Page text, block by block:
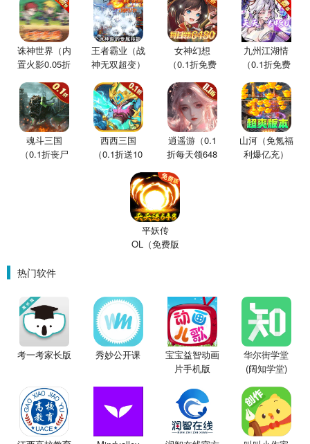
诛神世界（内
置火影0.05折
王者霸业（战
神无双超变）
女神幻想
（0.1折免费
九州江湖情
（0.1折免费
魂斗三国
（0.1折丧尸
西西三国
（0.1折送10
逍遥游（0.1
折每天领648
山河（免氪福
利爆亿充）
平妖传
OL（免费版
热门软件
考一考家长版 秀妙公开课
宝宝益智动画
片手机版
华尔街学堂
(阔知学堂)